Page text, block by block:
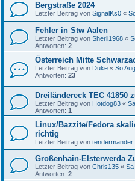
Bergstraße 2024
Letzter Beitrag von SignalKs0 «
Fehler in Stw Aalen
Letzter Beitrag von Sherli1968 «
Antworten: 2
Österreich Mitte
Letzter Beitrag von Duke « So
Antworten: 23
Dreiländereck TEC 41850
Letzter Beitrag von Hotdog83 «
Antworten: 1
Linux/Bazzite/Fedora
richtig
Letzter Beitrag von tendermander
Großenhain-Elsterwerda
Letzter Beitrag von Chris135 « Sa
Antworten: 2